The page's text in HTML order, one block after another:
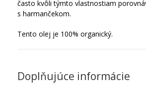
často kvôli týmto vlastnostiam
s harmančekom.
Tento olej je 100% organický.
Doplňujúce informácie